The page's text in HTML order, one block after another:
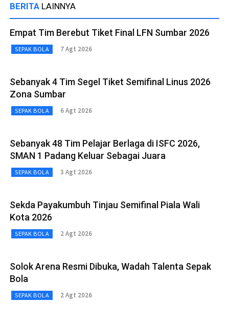
BERITA LAINNYA
Empat Tim Berebut Tiket Final LFN Sumbar 2026
SEPAK BOLA 7 Agt 2026
Sebanyak 4 Tim Segel Tiket Semifinal Linus 2026
Zona Sumbar
SEPAK BOLA 6 Agt 2026
Sebanyak 48 Tim Pelajar Berlaga di ISFC 2026,
SMAN 1 Padang Keluar Sebagai Juara
SEPAK BOLA 3 Agt 2026
Sekda Payakumbuh Tinjau Semifinal Piala Wali
Kota 2026
SEPAK BOLA 2 Agt 2026
Solok Arena Resmi Dibuka, Wadah Talenta Sepak
Bola
SEPAK BOLA 2 Agt 2026